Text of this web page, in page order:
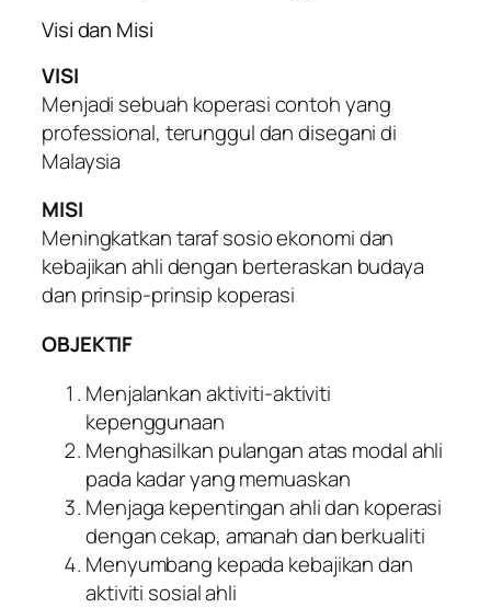
Visi dan Misi
VISI
Menjadi sebuah koperasi contoh yang
professional, terunggul dan disegani di
Malaysia
MISI
Meningkatkan taraf sosio ekonomi dan
kebajikan ahli dengan berteraskan budaya
dan prinsip-prinsip koperasi
OBJEKTIF
Menjalankan aktiviti-aktiviti
kepenggunaan
Menghasilkan pulangan atas modal ahli
pada kadar yang memuaskan
Menjaga kepentingan ahli dan koperasi
dengan cekap, amanah dan berkualiti
Menyumbang kepada kebajikan dan
aktiviti sosial ahli